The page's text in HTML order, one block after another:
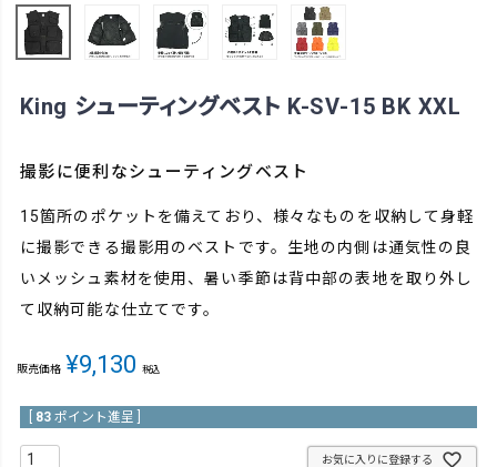
King シューティングベスト K-SV-15 BK XXL
撮影に便利なシューティングベスト
15箇所のポケットを備えており、様々なものを収納して身軽
に撮影できる撮影用のベストです。生地の内側は通気性の良
いメッシュ素材を使用、暑い季節は背中部の表地を取り外し
て収納可能な仕立てです。
販売価格 ¥9,130 税込
83 ポイント進呈 ]
お気に入りに登録する